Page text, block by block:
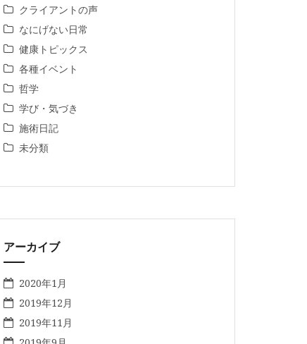
クライアントの声
なにげない日常
健康トピックス
各種イベント
哲学
学び・気づき
施術日記
未分類
アーカイブ
2020年1月
2019年12月
2019年11月